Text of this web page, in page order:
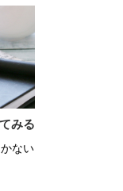
みる
ない